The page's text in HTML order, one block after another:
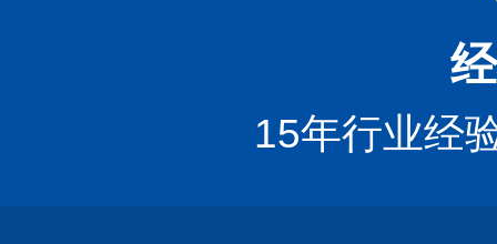
15年行业经